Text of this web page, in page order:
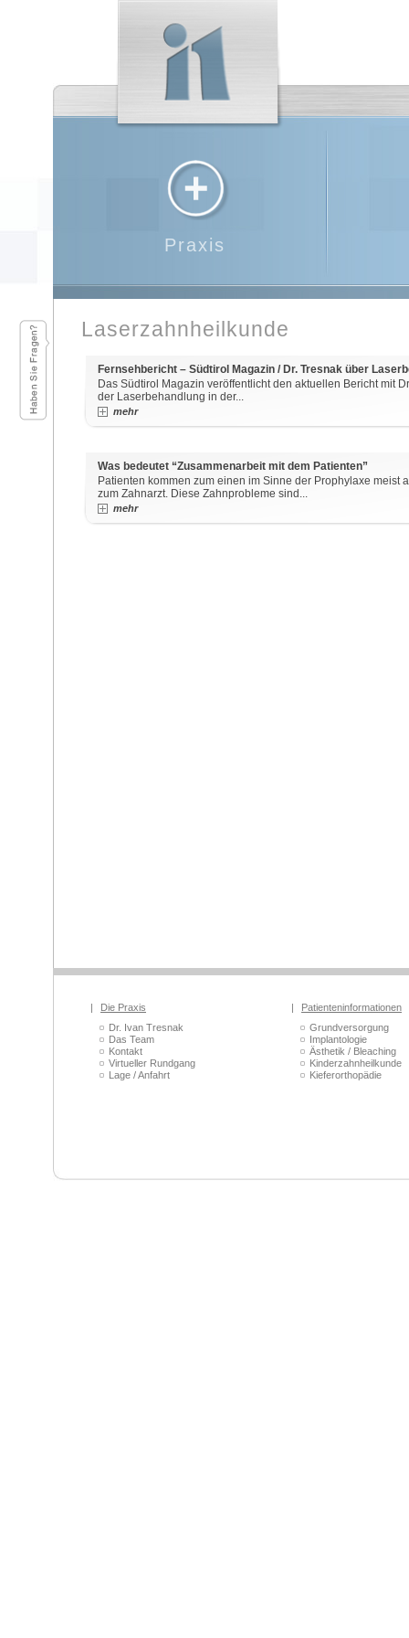
Praxis
Laserzahnheilkunde
Fernsehbericht – Südtirol Magazin / Dr. Tresnak über
Das Südtirol Magazin veröffentlicht den aktuellen Bericht mit
der Laserbehandlung in der...
mehr
Was bedeutet “Zusammenarbeit mit dem Patienten”
Patienten kommen zum einen im Sinne der Prophylaxe meist
zum Zahnarzt. Diese Zahnprobleme sind...
mehr
|
Die Praxis
Dr. Ivan Tresnak
Das Team
Kontakt
Virtueller Rundgang
Lage / Anfahrt
|
Patienteninformationen
Grundversorgung
Implantologie
Ästhetik / Bleaching
Kinderzahnheilkunde
Kieferorthopädie